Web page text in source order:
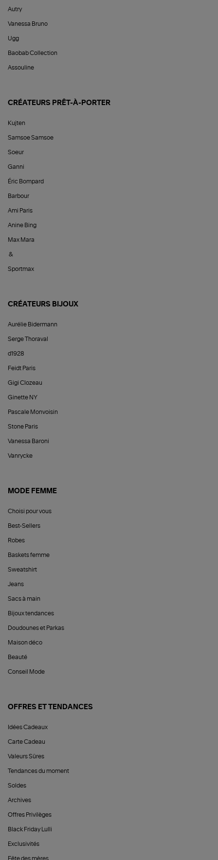
Autry
Vanessa Bruno
Ugg
Baobab Collection
Assouline
CRÉATEURS PRÊT-À-PORTER
Kujten
Samsoe Samsoe
Soeur
Ganni
Éric Bompard
Barbour
Ami Paris
Anine Bing
Max Mara
&
Sportmax
CRÉATEURS BIJOUX
Aurélie Bidermann
Serge Thoraval
d1928
Feidt Paris
Gigi Clozeau
Ginette NY
Pascale Monvoisin
Stone Paris
Vanessa Baroni
Vanrycke
MODE FEMME
Choisi pour vous
Best-Sellers
Robes
Baskets femme
Sweatshirt
Jeans
Sacs à main
Bijoux tendances
Doudounes et Parkas
Maison déco
Beauté
Conseil Mode
OFFRES ET TENDANCES
Idées Cadeaux
Carte Cadeau
Valeurs Sûres
Tendances du moment
Soldes
Archives
Offres Privilèges
Black Friday Lulli
Exclusivités
Fête des mères